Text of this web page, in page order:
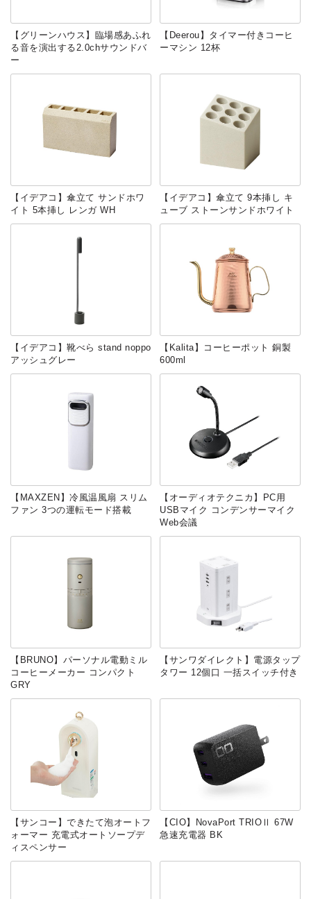
【グリーンハウス】臨場感あふれ
る音を演出する2.0chサウンドバ
ー
【Deerou】タイマー付きコーヒ
ーマシン 12杯
【イデアコ】傘立て サンドホワ
イト 5本挿し レンガ WH
【イデアコ】傘立て 9本挿し キ
ューブ ストーンサンドホワイト
【イデアコ】靴べら stand noppo
アッシュグレー
【Kalita】コーヒーポット 銅製
600ml
【MAXZEN】冷風温風扇 スリム
ファン 3つの運転モード搭載
【オーディオテクニカ】PC用
USBマイク コンデンサーマイク
Web会議
【BRUNO】パーソナル電動ミル
コーヒーメーカー コンパクト
GRY
【サンワダイレクト】電源タップ
タワー 12個口 一括スイッチ付き
【サンコー】できたて泡オートフ
ォーマー 充電式オートソープデ
ィスペンサー
【CIO】NovaPort TRIOⅡ 67W
急速充電器 BK